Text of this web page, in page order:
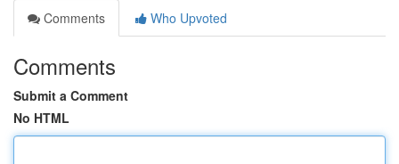
Comments
Who Upvoted
Comments
Submit a Comment
No HTML